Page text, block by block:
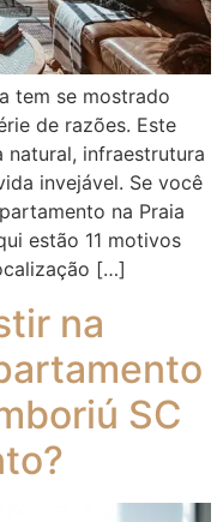
tem se mostrado
de razões. Este
infraestrutura
invejável. Se você
na Praia
estão 11 motivos
[…]
na
SC